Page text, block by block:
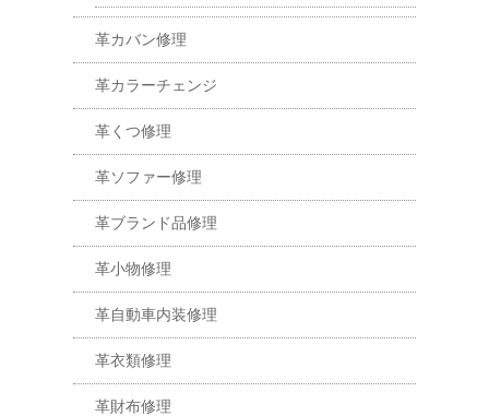
革カバン修理
革カラーチェンジ
革くつ修理
革ソファー修理
革ブランド品修理
革小物修理
革自動車内装修理
革衣類修理
革財布修理